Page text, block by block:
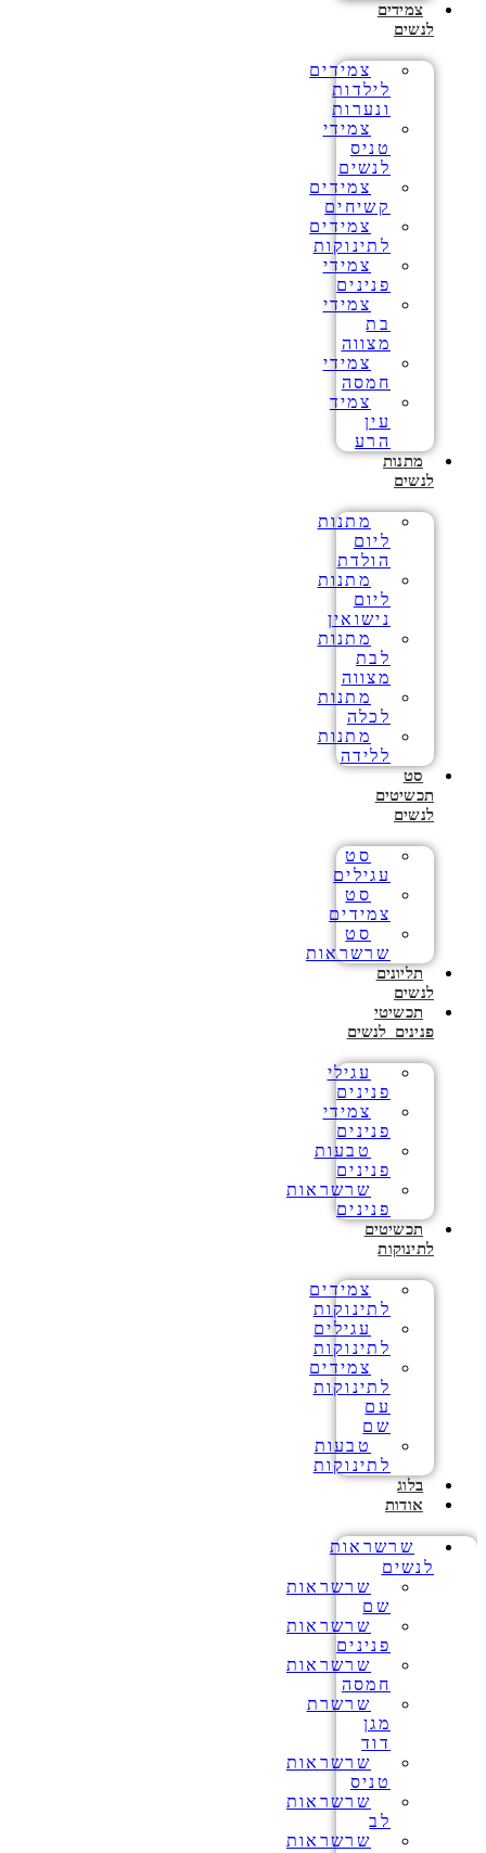
צמידים
לנשים
צמידים
לילדות
ונערות
צמידי
טניס
לנשים
צמידים
קשיחים
צמידים
לתינוקות
צמידי
פנינים
צמידי
בת
מצווה
צמידי
חמסה
צמיד
עין
הרע
מתנות
לנשים
מתנות
ליום
הולדת
מתנות
ליום
נישואין
מתנות
לבת
מצווה
מתנות
לכלה
מתנות
ללידה
סט
תכשיטים
לנשים
סט
עגילים
סט
צמידים
סט
שרשראות
תליונים
לנשים
תכשיטי
פנינים לנשים
עגילי
פנינים
צמידי
פנינים
טבעות
פנינים
שרשראות
פנינים
תכשיטים
לתינוקות
צמידים
לתינוקות
עגילים
לתינוקות
צמידים
לתינוקות
עם
שם
טבעות
לתינוקות
בלוג
אודות
שרשראות
לנשים
שרשראות
שם
שרשראות
פנינים
שרשראות
חמסה
שרשרת
מגן
דוד
שרשראות
טניס
שרשראות
לב
שרשראות